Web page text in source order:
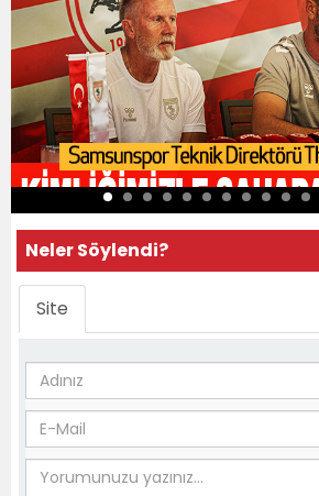
Neler Söylendi?
Site